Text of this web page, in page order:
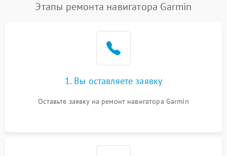
Этапы ремонта навигатора Garmin
1. Вы оставляете заявку
Оставьте заявку на ремонт навигатора Garmin